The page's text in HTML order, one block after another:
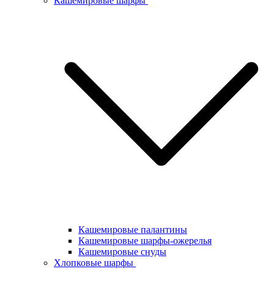
Кашемировые палантины
Кашемировые шарфы-ожерелья
Кашемировые снуды
Хлопковые шарфы